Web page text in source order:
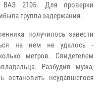
ВАЗ 2105. Для проверки
группа задержания.
получилось завести
на нем не удалось -
метров. Свидетелем
Разбудив мужа,
остановить неудавшегося